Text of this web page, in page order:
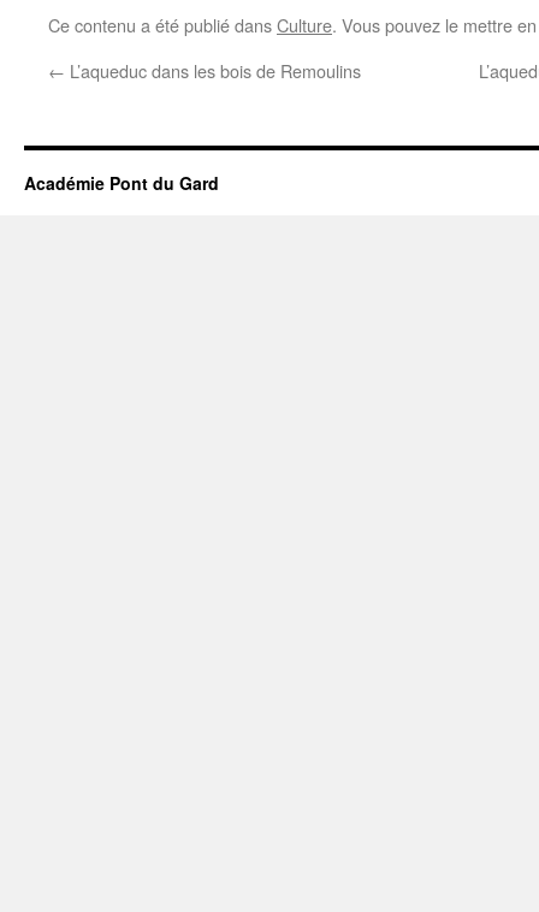
Ce contenu a été publié dansCulture. Vous pouvez le mettre
← L’aqueduc dans les bois de Remoulins
Académie Pont du Gard